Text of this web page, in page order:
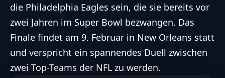
die Philadelphia Eagles sein, die sie bereits vor
zwei Jahren im Super Bowl bezwangen. Das
Finale findet am 9. Februar in New Orleans statt
und verspricht ein spannendes Duell zwischen
zwei Top-Teams der NFL zu werden.